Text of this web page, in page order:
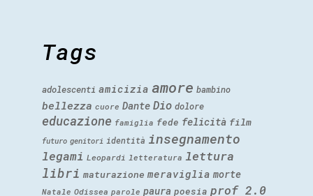
Tags
adolescenti amicizia amore bambino
bellezza cuore Dante Dio dolore
educazione famiglia fede felicità film
futuro genitori identità insegnamento
legami Leopardi letteratura lettura
libri maturazione meraviglia morte
Natale Odissea parole paura poesia prof 2.0